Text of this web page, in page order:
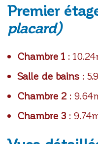
Premier
placard)
Chambre 1 :
Salle de bains :
Chambre 2 :
Chambre 3 :